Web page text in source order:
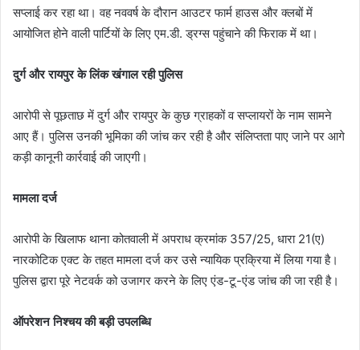
सप्लाई कर रहा था। वह नववर्ष के दौरान आउटर फार्म हाउस और क्लबों में
आयोजित होने वाली पार्टियों के लिए एम.डी. ड्रग्स पहुंचाने की फिराक में था।
दुर्ग और रायपुर के लिंक खंगाल रही पुलिस
आरोपी से पूछताछ में दुर्ग और रायपुर के कुछ ग्राहकों व सप्लायरों के नाम सामने
आए हैं। पुलिस उनकी भूमिका की जांच कर रही है और संलिप्तता पाए जाने पर आगे
कड़ी कानूनी कार्रवाई की जाएगी।
मामला दर्ज
आरोपी के खिलाफ थाना कोतवाली में अपराध क्रमांक 357/25, धारा 21(ए)
नारकोटिक एक्ट के तहत मामला दर्ज कर उसे न्यायिक प्रक्रिया में लिया गया है।
पुलिस द्वारा पूरे नेटवर्क को उजागर करने के लिए एंड-टू-एंड जांच की जा रही है।
ऑपरेशन निश्चय की बड़ी उपलब्धि